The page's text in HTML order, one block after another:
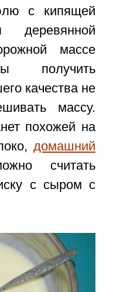
с кипящей
деревянной
массе
получить
качества не
массу.
похожей на
домашний
считать
с сыром с